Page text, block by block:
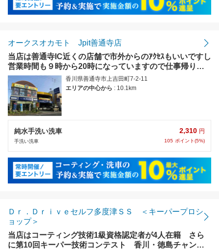
オークスオカモト Jpit善通寺店
当店は善通寺IC近くの店舗で市外からのｱｸｾｽもいいですし
営業時間も９時から20時になっていますので仕事帰りに
もお立ち寄りいただけます!【使えます】PayPay
香川県善通寺市上吉田町7-2-11
エリアの中心から : 10.1km
純水手洗い洗車
手洗い洗車
2,310 円
105 ポイント(5%)
Ｄｒ．Ｄｒｉｖｅセルフ多度津ＳＳ ＜キーパープロシ
ョップ＞
当店はコーティング技術1級資格認定者が4人在籍 さら
に第10回キーパー技術コンテスト 香川・徳島チャンピ